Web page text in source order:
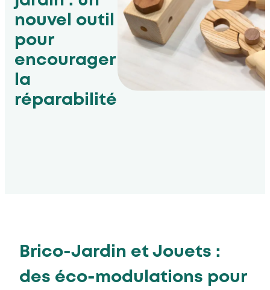
nouvel outil
pour
encourager
la
réparabilité
Brico-Jardin et Jouets :
des éco-modulations pour